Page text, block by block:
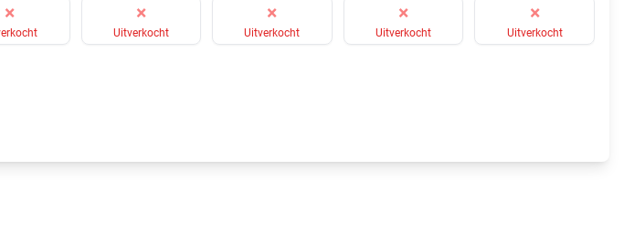
× ×
Uitverkocht
×
Uitverkocht
×
Uitverkocht
×
Uitverkocht